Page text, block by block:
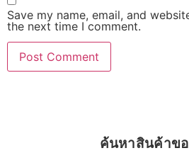
Save my name, email, and
the next time I comment.
ค้นหาสินค้าข